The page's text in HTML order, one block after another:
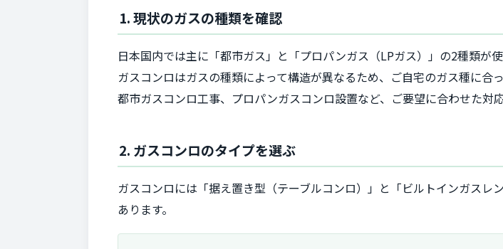
1. 現状のガスの種類を確認
日本国内では主に「都市ガス」と「プロパンガス（LPガス）」の2種類が使
ガスコンロはガスの種類によって構造が異なるため、ご自宅のガス種に合
都市ガスコンロ工事、プロパンガスコンロ設置など、ご要望に合わせた対
2. ガスコンロのタイプを選ぶ
ガスコンロには「据え置き型（テーブルコンロ）」と「ビルトインガス
あります。